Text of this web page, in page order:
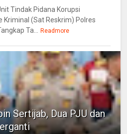
Tindak Pidana Korupsi
Kriminal (Sat Reskrim) Polres
Ta... Readmore
Sertijab, Dua PJU dan